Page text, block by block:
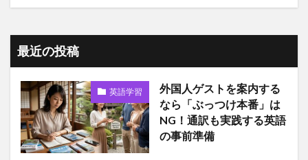
最近の投稿
英語学習
外国人ゲストを案内する
なら「ぶっつけ本番」は
NG！通訳も実践する英語
の事前準備